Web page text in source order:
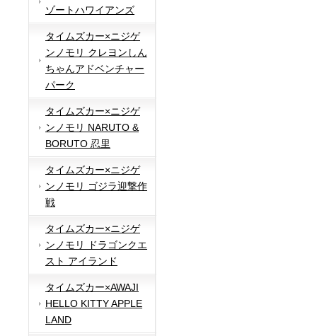
ゾートハワイアンズ
タイムズカー×ニジゲ
ンノモリ クレヨンしん
ちゃんアドベンチャー
パーク
タイムズカー×ニジゲ
ンノモリ NARUTO &
BORUTO 忍里
タイムズカー×ニジゲ
ンノモリ ゴジラ迎撃作
戦
タイムズカー×ニジゲ
ンノモリ ドラゴンクエ
スト アイランド
タイムズカー×AWAJI
HELLO KITTY APPLE
LAND